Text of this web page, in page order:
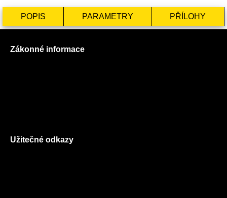
POPIS PARAMETRY PŘÍLOHY
Zákonné informace
Užitečné odkazy